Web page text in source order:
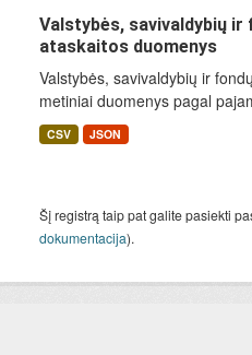
Valstybės, savivaldybių
ataskaitos duomenys
Valstybės, savivaldybių ir
metiniai duomenys pagal
CSV JSON
Šį registrą taip pat galite pasiekti
dokumentacija).